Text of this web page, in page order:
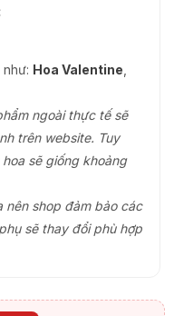
Hoa Valentine
ngoài thực tế sẽ
trên website. Tuy
sẽ giống khoảng
nên shop đảm bảo các
sẽ thay đổi phù hợp